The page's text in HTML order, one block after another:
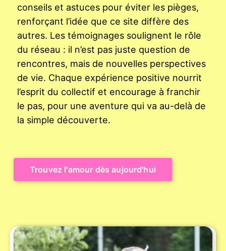
conseils et astuces pour éviter les pièges,
renforçant l’idée que ce site diffère des
autres. Les témoignages soulignent le rôle
du réseau : il n’est pas juste question de
rencontres, mais de nouvelles perspectives
de vie. Chaque expérience positive nourrit
l’esprit du collectif et encourage à franchir
le pas, pour une aventure qui va au-delà de
la simple découverte.
Trouvez l'amour dès aujourd'hui